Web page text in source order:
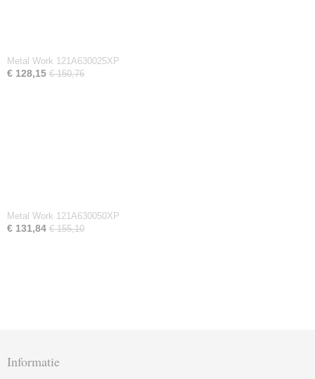
Metal Work 121A630025XP
€ 128,15 € 150,76
Metal Work 121A630050XP
€ 131,84 € 155,10
Informatie